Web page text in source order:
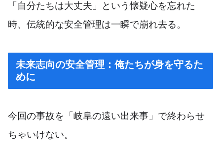
「自分たちは大丈夫」という懐疑心を忘れた
時、伝統的な安全管理は一瞬で崩れ去る。
未来志向の安全管理：俺たちが身を守るた
めに
今回の事故を「岐阜の遠い出来事」で終わらせ
ちゃいけない。